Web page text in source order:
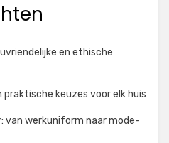
en ethische
keuzes voor elk huis
van werkuniform naar mode-